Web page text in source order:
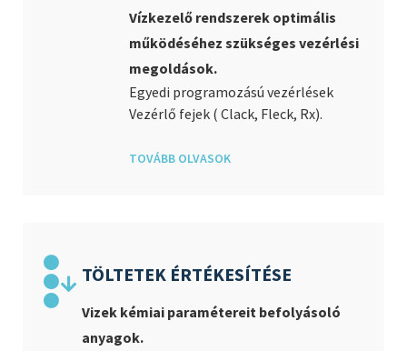
Vízkezelő rendszerek optimális
működéséhez szükséges vezérlési
megoldások.
Egyedi programozású vezérlések
Vezérlő fejek ( Clack, Fleck, Rx).
TOVÁBB OLVASOK
TÖLTETEK ÉRTÉKESÍTÉSE
Vizek kémiai paramétereit befolyásoló
anyagok.